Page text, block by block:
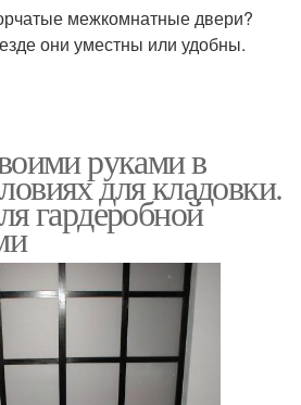
межкомнатные двери?
они уместны или удобны.
руками в
для кладовки.
гардеробной